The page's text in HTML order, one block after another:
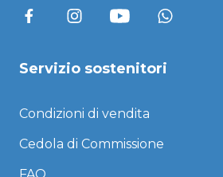
Servizio sostenitori
Condizioni di vendita
Cedola di Commissione